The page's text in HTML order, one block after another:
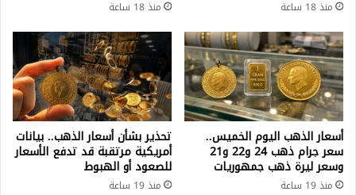
منذ 18 ساعة منذ 18 ساعة
أسعار الذهب اليوم الخميس..
سعر جرام ذهب 24 و22 و21
وسعر ليرة ذهب جمهوريات
منذ 19 ساعة
تحذير بشأن أسعار الذهب.. بيانات
أمريكية مرتقبة قد تدفع الأسعار
للصعود أو الهبوط
منذ 19 ساعة